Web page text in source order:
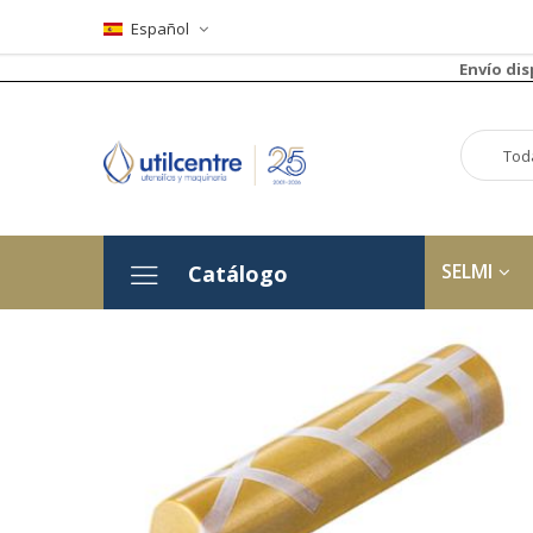
Español
Envío
Catálogo SELMI